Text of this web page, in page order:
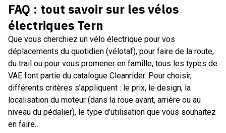
FAQ : tout savoir sur lesvélos
électriques Tern
Que vous cherchiez un vélo électrique pour vos
déplacements du quotidien (vélotaf), pour faire de la route,
du trail ou pour vous promener en famille, tous les types de
VAE font partie du catalogue Cleanrider. Pour choisir,
différents critères s’appliquent : le prix, le design, la
localisation du moteur (dans la roue avant, arrière ou au
niveau du pédalier), le type d’utilisation que vous souhaitez
en faire…